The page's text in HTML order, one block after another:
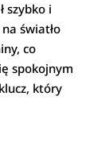
szybko i
światło
co
spokojnym
który